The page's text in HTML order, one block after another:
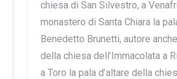
chiesa di San Silvestro, a
monastero di Santa Chiara la
Benedetto Brunetti, autore
della chiesa dell’Immacolata a
a Toro la pala d’altare della